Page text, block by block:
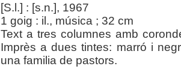
[S.l.] : [s.n.], 1967
1 goig : il., música ; 32 cm
Text a tres columnes amb
Imprès a dues tintes: marró i
una familia de pastors.